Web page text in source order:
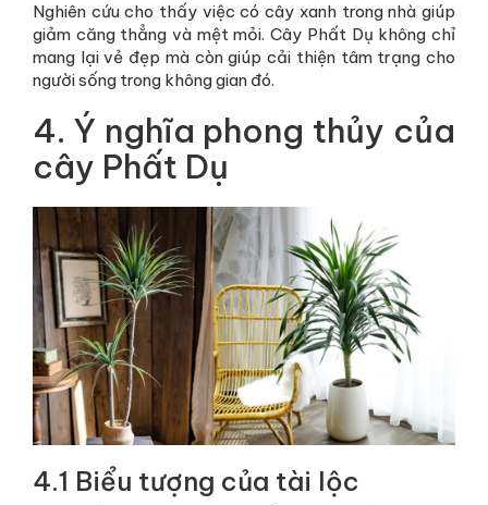
Nghiên cứu cho thấy việc có cây xanh trong nhà giúp
giảm căng thẳng và mệt mỏi. Cây Phất Dụ không chỉ
mang lại vẻ đẹp mà còn giúp cải thiện tâm trạng cho
người sống trong không gian đó.
4. Ý nghĩa phong thủy của
cây Phất Dụ
4.1 Biểu tượng của tài lộc